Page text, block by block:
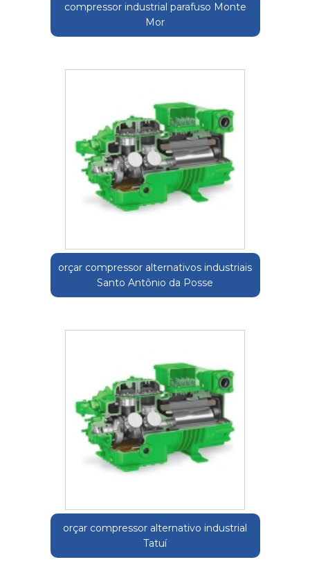
compressor industrial parafuso Monte
Mor
orçar compressor alternativos industriais
Santo Antônio da Posse
orçar compressor alternativo industrial
Tatuí